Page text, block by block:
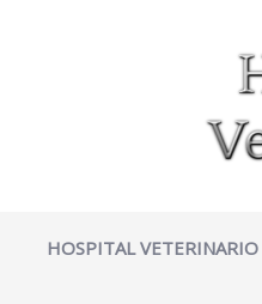
HOSPITAL VETERINARIO